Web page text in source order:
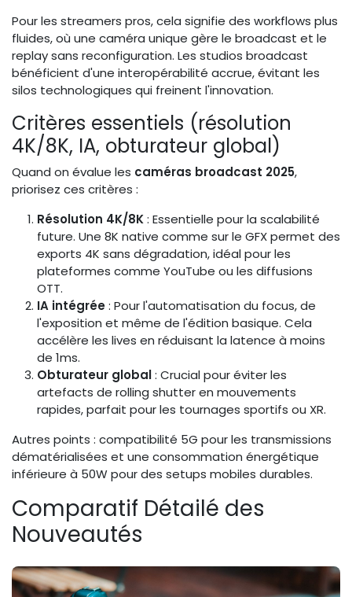
Pour les streamers pros, cela signifie des workflows plus
fluides, où une caméra unique gère le broadcast et le
replay sans reconfiguration. Les studios broadcast
bénéficient d'une interopérabilité accrue, évitant les
silos technologiques qui freinent l'innovation.
Critères essentiels (résolution
4K/8K, IA, obturateur global)
Quand on évalue les caméras broadcast 2025,
priorisez ces critères :
Résolution 4K/8K: Essentielle pour la scalabilité
future. Une 8K native comme sur le GFX permet des
exports 4K sans dégradation, idéal pour les
plateformes comme YouTube ou les diffusions
OTT.
IA intégrée: Pour l'automatisation du focus, de
l'exposition et même de l'édition basique. Cela
accélère les lives en réduisant la latence à moins
de 1ms.
Obturateur global: Crucial pour éviter les
artefacts de rolling shutter en mouvements
rapides, parfait pour les tournages sportifs ou XR.
Autres points : compatibilité 5G pour les transmissions
dématérialisées et une consommation énergétique
inférieure à 50W pour des setups mobiles durables.
Comparatif Détailé des
Nouveautés